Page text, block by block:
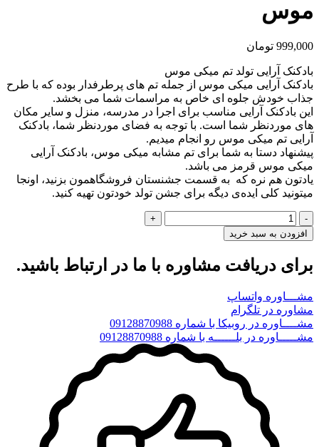
موس
999,000 تومان
بادکنک آرایی تولد تم میکی موس
بادکنک آرایی میکی موس از جمله تم های پرطرفدار بوده که با طرح
جذاب خودش جلوه ای خاص به مراسمات شما می بخشد.
این بادکنک آرایی مناسب برای اجرا در مدرسه، منزل و سایر مکان
های موردنظر شما است. با توجه به فضای موردنظر شما، بادکنک
آرایی تم میکی موس رو انجام میدیم.
پیشنهاد دستا به شما برای تم مشابه میکی موس، بادکنک آرایی
میکی موس قرمز می باشد.
یادتون هم نره که به قسمت جشنستان فروشگاهمون بزنید، اونجا
میتونید کلی ایده‌ی دیگه برای جشن تولد خودتون تهیه کنید.
بادکنک
آرایی
تولد
طرح
میکی
عدد
افزودن به سبد خرید
برای دریافت مشاوره با ما در ارتباط باشید.
مشـــاوره واتساپ
مشاوره در تلگرام
مشــــاوره در روبیکا با شماره 09128870988
مشـــــاوره در بلــــــه با شماره 09128870988